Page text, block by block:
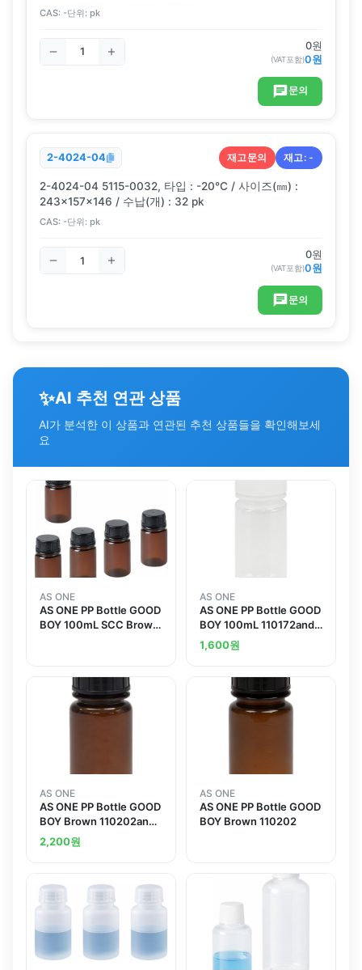
CAS: -단위: pk
0원
(VAT포함)0원
문의
2-4024-04 재고문의 재고:-
2-4024-04 5115-0032, 타입 : -20℃ / 사이즈(㎜) :
243×157×146 / 수납(개) : 32 pk
CAS: -단위: pk
0원
(VAT포함)0원
문의
✨AI 추천 연관 상품
AI가 분석한 이 상품과 연관된 추천 상품들을 확인해보세
요
AS ONE
AS ONE PP Bottle GOOD
BOY 100mL SCC Brown
AS ONE
AS ONE PP Bottle GOOD
BOY 100mL 110172and
others
1,600원
AS ONE
AS ONE PP Bottle GOOD
BOY Brown 110202and
others
2,200원
AS ONE
AS ONE PP Bottle GOOD
BOY Brown 110202